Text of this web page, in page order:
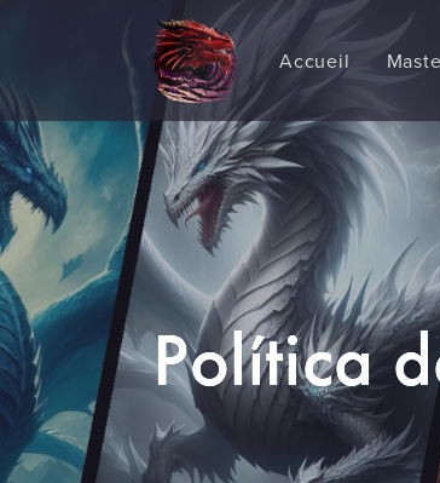
Accueil
Política